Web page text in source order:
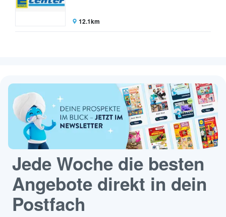
12.1km
Jede Woche die besten
Angebote direkt in dein
Postfach